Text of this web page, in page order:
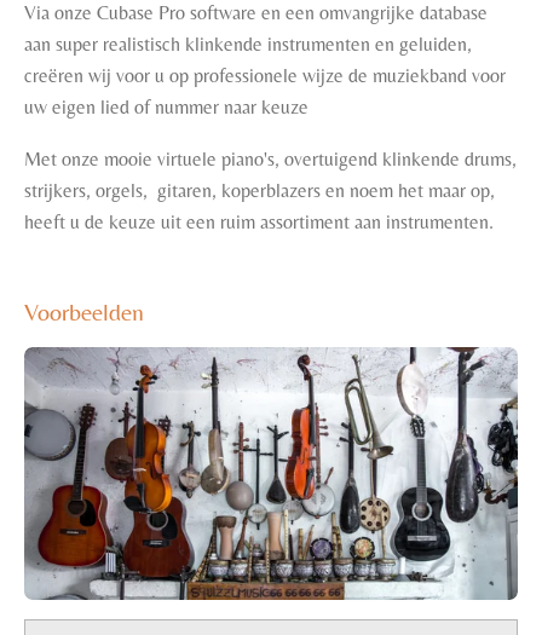
Via onze Cubase Pro software en een omvangrijke database
aan super realistisch klinkende instrumenten en geluiden,
creëren wij voor u op professionele wijze de muziekband voor
uw eigen lied of nummer naar keuze
Met onze mooie virtuele piano's, overtuigend klinkende drums,
strijkers, orgels, gitaren, koperblazers en noem het maar op,
heeft u de keuze uit een ruim assortiment aan instrumenten.
Voorbeelden